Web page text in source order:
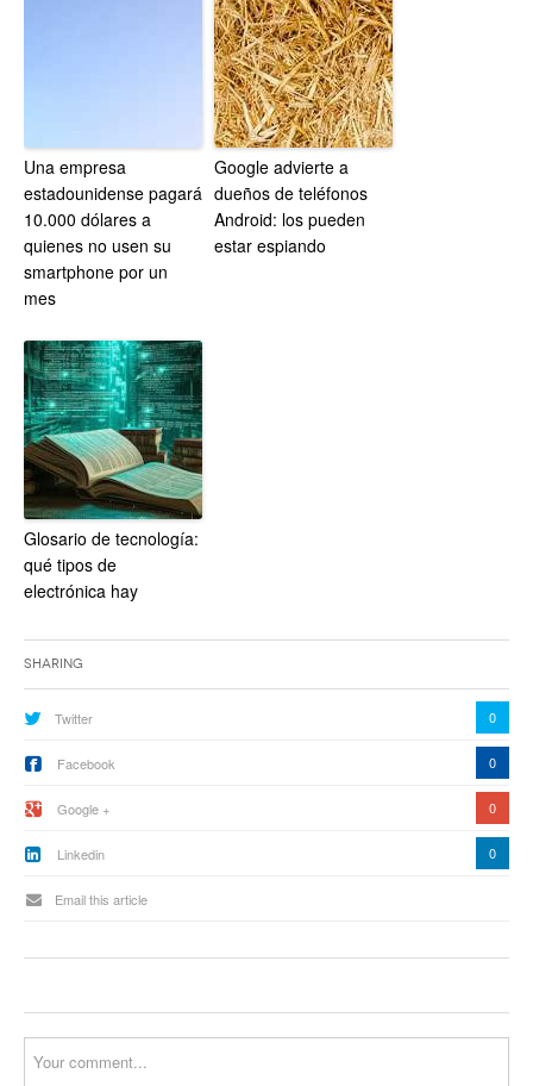
Una empresa
estadounidense pagará
10.000 dólares a
quienes no usen su
smartphone por un
mes
Google advierte a
dueños de teléfonos
Android: los pueden
estar espiando
Glosario de tecnología:
qué tipos de
electrónica hay
Sharing
Twitter 0
Facebook 0
Google + 0
Linkedin 0
Email this article